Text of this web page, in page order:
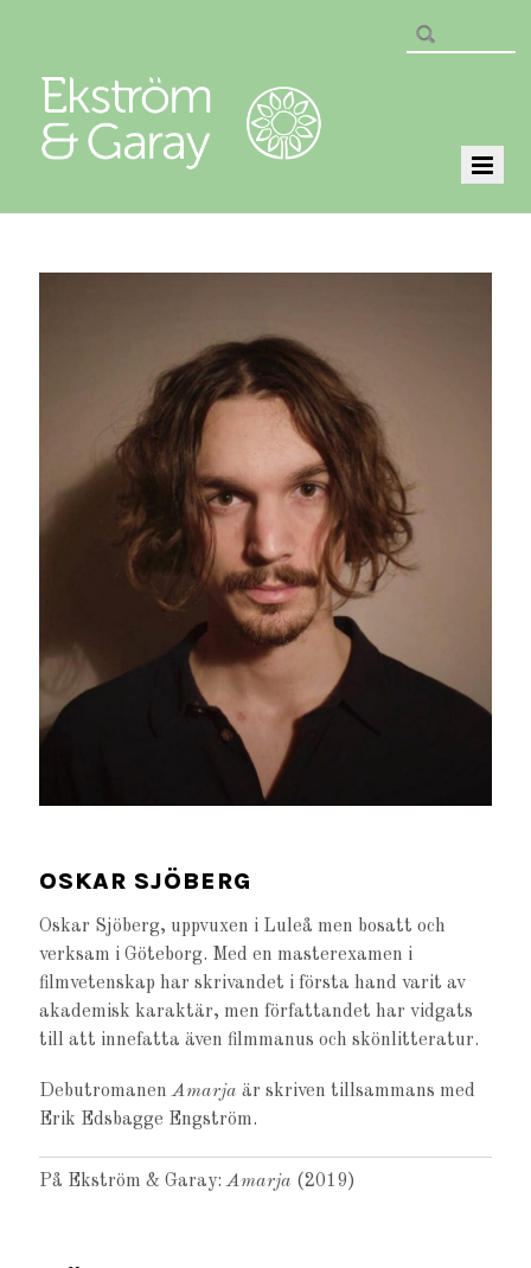
OSKAR SJÖBERG
Oskar Sjöberg, uppvuxen i Luleå men bosatt och
verksam i Göteborg. Med en masterexamen i
filmvetenskap har skrivandet i första hand varit av
akademisk karaktär, men författandet har vidgats
till att innefatta även filmmanus och skönlitteratur.
DebutromanenAmarja är skriven tillsammans med
Erik Edsbagge Engström.
På Ekström & Garay:Amarja (2019)